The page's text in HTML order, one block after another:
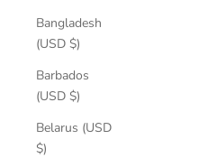
Bangladesh
(USD $)
Barbados
(USD $)
Belarus (USD
$)